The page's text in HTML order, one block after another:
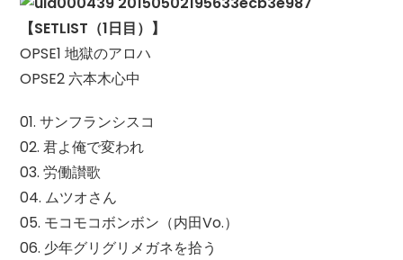
【SETLIST（1日目）】
OPSE1 地獄のアロハ
OPSE2 六本木心中
01. サンフランシスコ
02. 君よ俺で変われ
03. 労働讃歌
04. ムツオさん
05. モコモコボンボン（内田Vo.）
06. 少年グリグリメガネを拾う